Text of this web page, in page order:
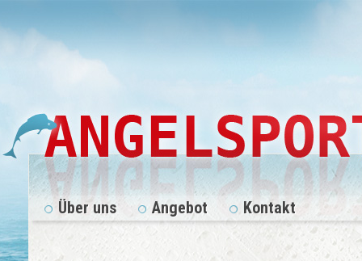
Über uns Angebot Kontakt